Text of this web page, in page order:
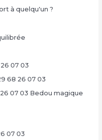
à quelqu'un ?
07 03
68 26 07 03
07 03 Bedou magique
07 03